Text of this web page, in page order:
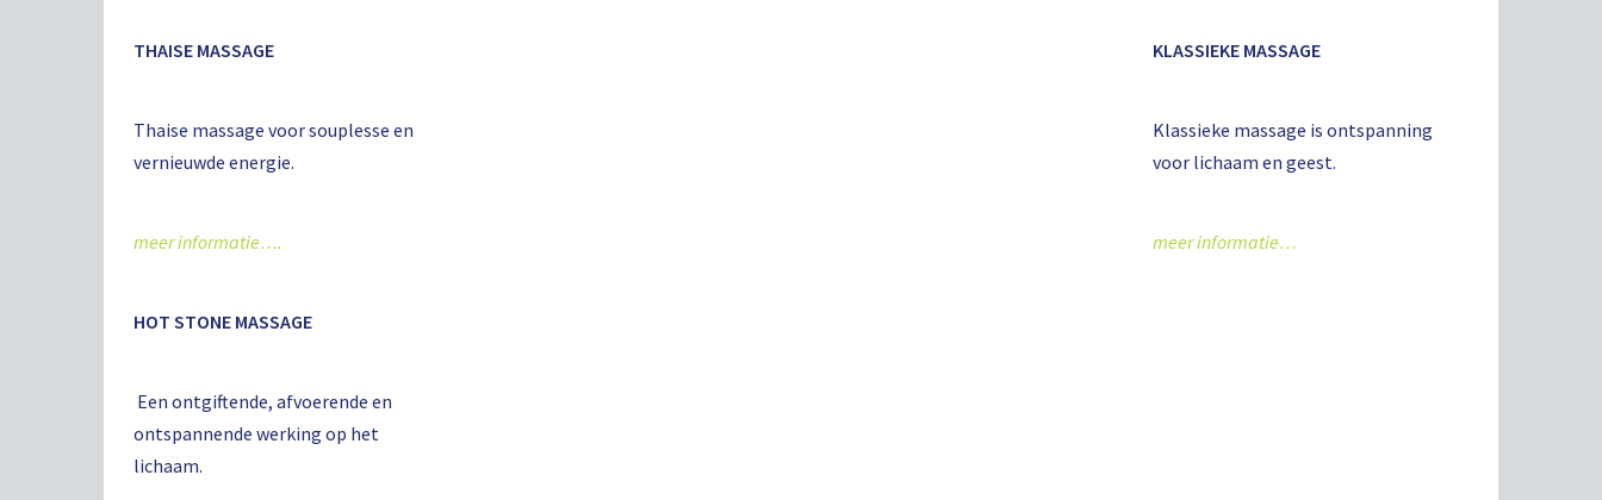
THAISE MASSAGE
Thaise massage voor souplesse en
vernieuwde energie.
meer informatie….
KLASSIEKE MASSAGE
Klassieke massage is ontspanning
voor lichaam en geest.
meer informatie…
HOT STONE MASSAGE
Een ontgiftende, afvoerende en
ontspannende werking op het
lichaam.